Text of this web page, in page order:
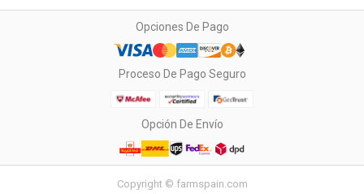
Opciones De Pago
Proceso De Pago Seguro
Opción De Envío
Copyright © farmspain.com